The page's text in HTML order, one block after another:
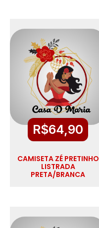
R$64,90
CAMISETA ZÉ PRETINHO
LISTRADA
PRETA/BRANCA